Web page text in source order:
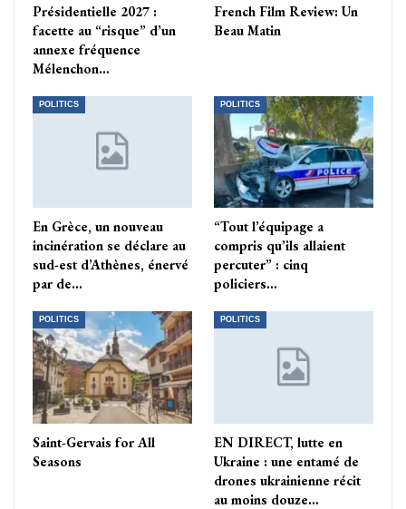
Présidentielle 2027 :
facette au “risque” d’un
annexe fréquence
Mélenchon…
French Film Review: Un
Beau Matin
POLITICS
En Grèce, un nouveau
incinération se déclare au
sud-est d’Athènes, énervé
par de…
POLITICS
“Tout l’équipage a
compris qu’ils allaient
percuter” : cinq
policiers…
POLITICS
Saint-Gervais for All
Seasons
POLITICS
EN DIRECT, lutte en
Ukraine : une entamé de
drones ukrainienne récit
au moins douze…